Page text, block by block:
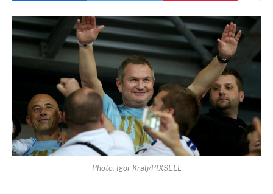
Photo: Igor Kralj/PIXSELL